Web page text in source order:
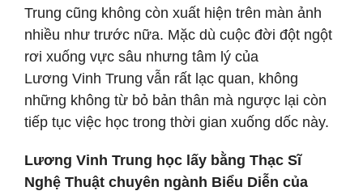
Trung cũng không còn xuất hiện trên màn ảnh
nhiều như trước nữa. Mặc dù cuộc đời đột ngột
rơi xuống vực sâu nhưng tâm lý của
Lương Vinh Trung vẫn rất lạc quan, không
những không từ bỏ bản thân mà ngược lại còn
tiếp tục việc học trong thời gian xuống dốc này.
Lương Vinh Trung học lấy bằng Thạc Sĩ
Nghệ Thuật chuyên ngành Biểu Diễn của